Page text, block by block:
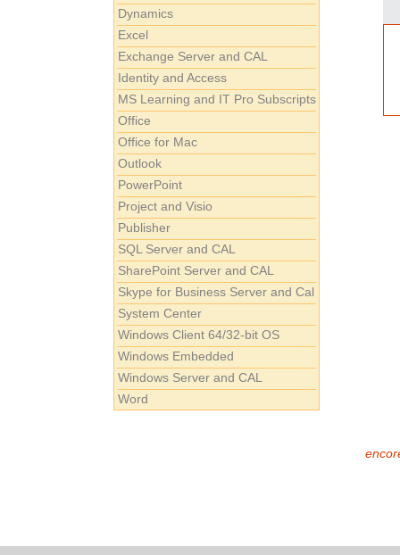
Dynamics
Excel
Exchange Server and CAL
Identity and Access
MS Learning and IT Pro Subscripts
Office
Office for Mac
Outlook
PowerPoint
Project and Visio
Publisher
SQL Server and CAL
SharePoint Server and CAL
Skype for Business Server and Cal
System Center
Windows Client 64/32-bit OS
Windows Embedded
Windows Server and CAL
Word